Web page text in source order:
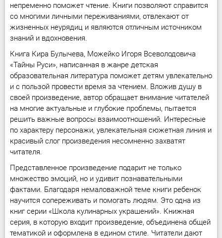
непременно поможет чтение. Книги позволяют справится
со многими личными переживаниями, отвлекают от
жизненных неурядиц и являются отличным источником
знаний и вдохновения.
Книга Кира Булычева, Можейко Игоря Всеволодовича
«Тайны Руси», написанная в жанре детская
образовательная литература поможет детям увлекательно
и с пользой провести время за чтением. Вложив душу в
своей произведение, автор обращает внимание читателей
на многие актуальные и глубокие проблемы, пытается
решить важные вопросы взаимоотношений. Интересные
по характеру персонажи, увлекательная сюжетная линия и
красивый слог произведения несомненно захватят
читателя.
Представленное произведение подарит не только
множество эмоций, но и удивит познавательными
фактами. Благодаря немаловажной теме книги ребенок
научится сопереживать и помогать людям. Это одна из
книг серии «Школа кулинарных украшений». Книжная
серия, в которую входит произведение, объединена общей
тематикой и оформлена в едином стиле. Читатели дают